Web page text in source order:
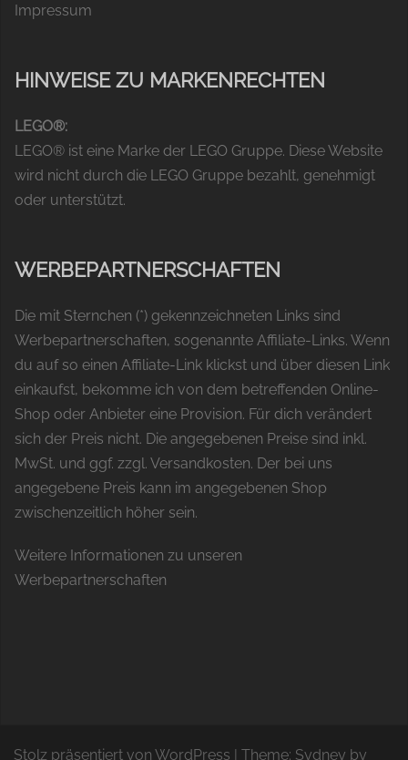
Impressum
HINWEISE ZU MARKENRECHTEN
LEGO®:
LEGO® ist eine Marke der LEGO Gruppe. Diese Website
wird nicht durch die LEGO Gruppe bezahlt, genehmigt
oder unterstützt.
WERBEPARTNERSCHAFTEN
Die mit Sternchen (*) gekennzeichneten Links sind
Werbepartnerschaften, sogenannte Affiliate-Links. Wenn
du auf so einen Affiliate-Link klickst und über diesen Link
einkaufst, bekomme ich von dem betreffenden Online-
Shop oder Anbieter eine Provision. Für dich verändert
sich der Preis nicht. Die angegebenen Preise sind inkl.
MwSt. und ggf. zzgl. Versandkosten. Der bei uns
angegebene Preis kann im angegebenen Shop
zwischenzeitlich höher sein.
Weitere Informationen zu unseren
Werbepartnerschaften
Stolz präsentiert von WordPress | Theme: Sydney by